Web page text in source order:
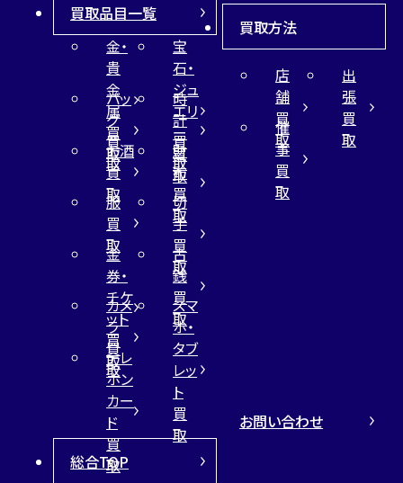
買取品目一覧
金・
貴
金
属
買
取
宝
石・
ジュ
エリ
ー
買
取
バッ
グ
買
取
時
計
買
取
お酒
買
取
財
布
買
取
服
買
取
切
手
買
取
金
券・
チケ
ット
買
取
古
銭
買
取
カメ
ラ
買
取
スマ
ホ・
タブ
レッ
ト
買
取
テレ
ホン
カー
ド
買
取
買取方法
店
舗
買
取
出
張
買
取
催
事
買
取
総合TOP
お問い合わせ